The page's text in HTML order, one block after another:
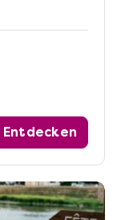
Entdecken